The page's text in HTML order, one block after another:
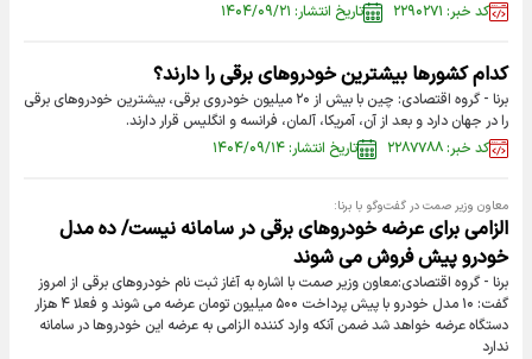
کد خبر: ۲۲۹۰۲۷۱
تاریخ انتشار: ۱۴۰۴/۰۹/۲۱
کدام کشورها بیشترین خودروهای برقی را دارند؟
برنا - گروه اقتصادی: چین با بیش از ۲۰ میلیون خودروی برقی، بیشترین خودروهای برقی
را در جهان دارد و بعد از آن، آمریکا، آلمان، فرانسه و انگلیس قرار دارند.
کد خبر: ۲۲۸۷۷۸۸
تاریخ انتشار: ۱۴۰۴/۰۹/۱۴
معاون وزیر صمت در گفت‌وگو با برنا:
الزامی برای عرضه خودروهای برقی در سامانه نیست/ ده مدل
خودرو پیش فروش می شوند
برنا - گروه اقتصادی:معاون وزیر صمت با اشاره به آغاز ثبت نام خودروهای برقی از امروز
گفت: ۱۰ مدل خودرو با پیش پرداخت ۵۰۰ میلیون تومان عرضه می شوند و فعلا ۴ هزار
دستگاه عرضه خواهد شد ضمن آنکه وارد کننده الزامی به عرضه این خودروها در سامانه
ندارد